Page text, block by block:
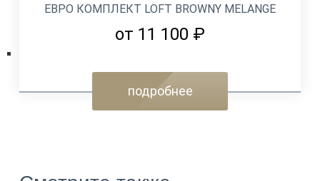
ЕВРО КОМПЛЕКТ LOFT BROWNY MELANGE
от 11 100 ₽
подробнее